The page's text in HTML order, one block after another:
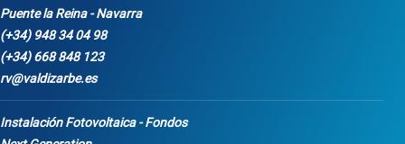
Puente la Reina - Navarra
(+34) 948 34 04 98
(+34) 668 848 123
rv@valdizarbe.es
Instalación Fotovoltaica - Fondos